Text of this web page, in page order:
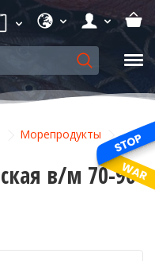
Морепродукты
в/м 70-90